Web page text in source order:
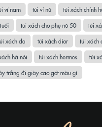
ví nam túi ví nữ
túi xách chính
túi xách cho phụ nữ 50
túi
xách da túi xách dior
túi xách
hà nội túi xách hermes
túi
trắng đi giày cao gót màu gì